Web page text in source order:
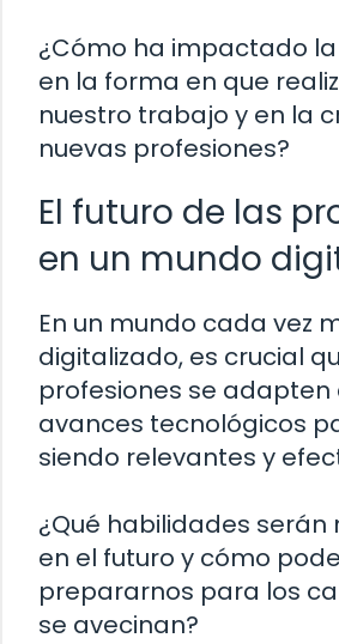
¿Cómo ha impactado
en la forma en que
nuestro trabajo y en la
nuevas profesiones?
El futuro de las
en un mundo
En un mundo cada vez
digitalizado, es crucial
profesiones se adapten
avances tecnológicos
siendo relevantes y
¿Qué habilidades serán
en el futuro y cómo
prepararnos para los
se avecinan?